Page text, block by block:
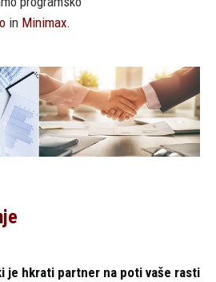
in Minimax.
je hkrati partner na poti vaše rasti